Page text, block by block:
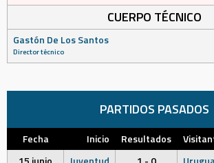
CUERPO TÉCNICO
Gastón De Los Santos
Director técnico
PARTIDOS PASADOS
Fecha Inicio Resultados